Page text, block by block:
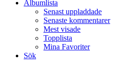
Albumlista
Senast uppladdade
Senaste kommentarer
Mest visade
Topplista
Mina Favoriter
Sök